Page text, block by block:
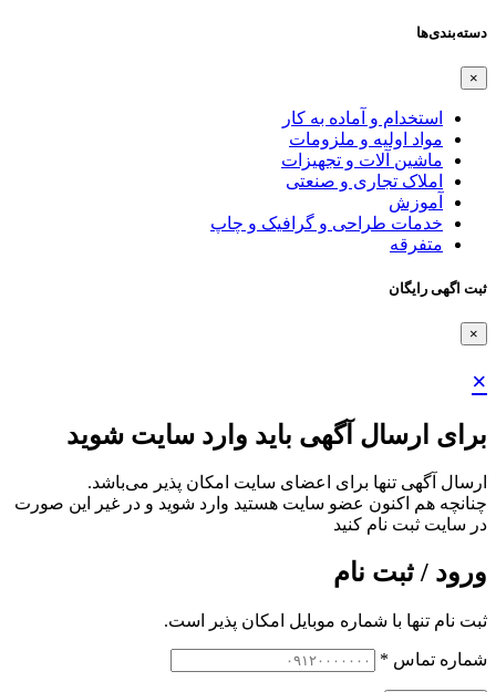
دسته‌بندی‌ها
×
استخدام و آماده به کار
مواد اولیه و ملزومات
ماشین آلات و تجهیزات
املاک تجاری و صنعتی
آموزش
خدمات طراحی و گرافیک و چاپ
متفرقه
ثبت اگهی رایگان
×
×
برای ارسال آگهی باید وارد سایت شوید
ارسال آگهی تنها برای اعضای سایت امکان پذیر می‌باشد.
چنانچه هم‌ اکنون عضو سایت هستید وارد شوید و در غیر این صورت
در سایت ثبت نام کنید
ورود / ثبت نام
ثبت نام تنها با شماره موبایل امکان پذیر است.
شماره تماس *